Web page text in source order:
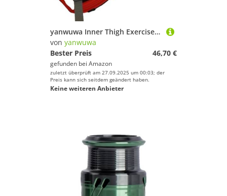
yanwuwa Inner Thigh Exerciser Beckenboden-Muskeltrainer mit Zähler, Fitnessgerät, Fitnessgerät für Zuhause, Fitnessgeräte
von yanwuwa
Bester Preis
46,70 €
gefunden bei Amazon
zuletzt überprüft am 27.09.2025 um 00:03; der
Preis kann sich seitdem geändert haben.
Keine weiteren Anbieter